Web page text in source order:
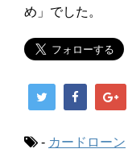
め」でした。
- カードローン